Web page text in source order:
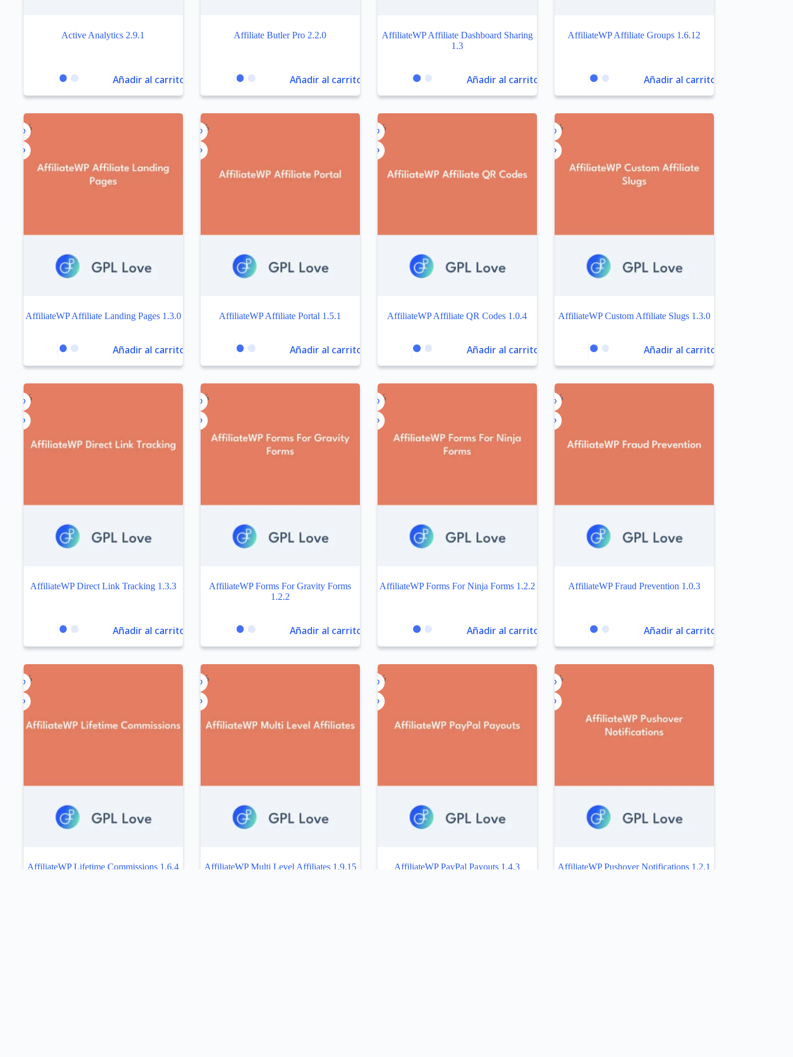
Active Analytics 2.9.1
Añadir al carrito
Affiliate Butler Pro 2.2.0
Añadir al carrito
AffiliateWP Affiliate Dashboard Sharing
1.3
Añadir al carrito
AffiliateWP Affiliate Groups 1.6.12
Añadir al carrito
-98%
AffiliateWP Affiliate Landing Pages 1.3.0
Añadir al carrito
-91%
AffiliateWP Affiliate Portal 1.5.1
Añadir al carrito
-99%
AffiliateWP Affiliate QR Codes 1.0.4
Añadir al carrito
-99%
AffiliateWP Custom Affiliate Slugs 1.3.0
Añadir al carrito
-99%
AffiliateWP Direct Link Tracking 1.3.3
Añadir al carrito
-99%
AffiliateWP Forms For Gravity Forms
1.2.2
Añadir al carrito
-99%
AffiliateWP Forms For Ninja Forms 1.2.2
Añadir al carrito
-99%
AffiliateWP Fraud Prevention 1.0.3
Añadir al carrito
-99%
AffiliateWP Lifetime Commissions 1.6.4
-98%
AffiliateWP Multi Level Affiliates 1.9.15
-99%
AffiliateWP PayPal Payouts 1.4.3
-99%
AffiliateWP Pushover Notifications 1.2.1